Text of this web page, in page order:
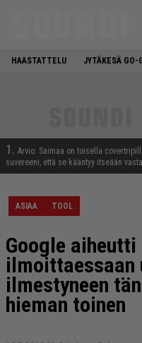
HAASTATTELU JYTÄKESÄ GO-
1. Arvio: Saimaa on toisella
suvereeni, että se kääntyy itseään
ASIAA TOOL
Google
ilmoittaessaan
ilmestyneen
hieman toinen